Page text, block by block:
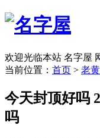
欢迎光临本站 名字屋
当前位置： 首页 > 老
今天封顶好吗
吗